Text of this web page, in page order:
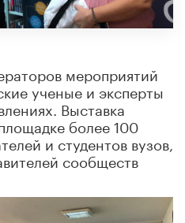
мероприятий
ученые и эксперты
Выставка
более 100
и студентов вузов,
сообществ